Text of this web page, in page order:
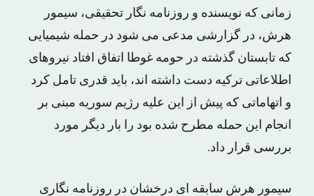
زمانی که نویسنده و روزنامه نگار تحقیقی، سیمور
هرش، در گزارشی مدعی می شود در حمله شیمیایی
که تابستان گذشته در حومه غوطا اتفاق افتاد نیروهای
اطلاعاتی ترکیه دست داشته اند، باید قدری تامل کرد
و اتهاماتی که پیش از این علیه رژیم سوریه مبنی بر
انجام این حمله مطرح شده بود را بار دیگر مورد
بررسی قرار داد.
سیمور هرش سابقه ای درخشان در روزنامه نگاری